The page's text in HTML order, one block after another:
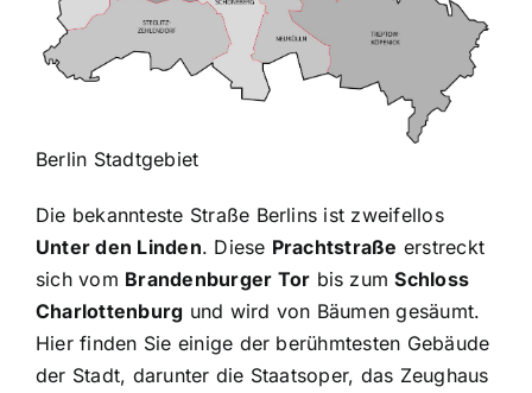
Berlin Stadtgebiet
Die bekannteste Straße Berlins ist zweifellos
Unter den Linden. Diese Prachtstraße erstreckt
sich vom Brandenburger Tor bis zumSchloss
Charlottenburg und wird von Bäumen gesäumt.
Hier finden Sie einige der berühmtesten Gebäude
der Stadt, darunter die Staatsoper, das Zeughaus